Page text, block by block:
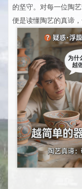
的坚守。对每一位陶
便是读懂陶艺的真谛